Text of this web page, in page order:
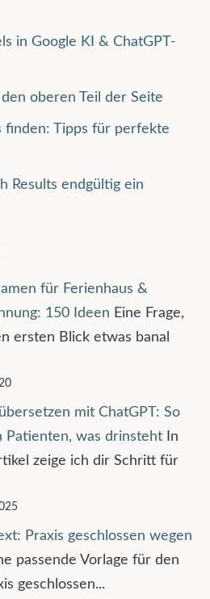
in Google KI & ChatGPT-
oberen Teil der Seite
finden: Tipps für perfekte
Results endgültig ein
für Ferienhaus &
150 Ideen Eine Frage,
ersten Blick etwas banal
mit ChatGPT: So
Patienten, was drinsteht
In
zeige ich dir Schritt für
Praxis geschlossen wegen
passende Vorlage für den
geschlossen...